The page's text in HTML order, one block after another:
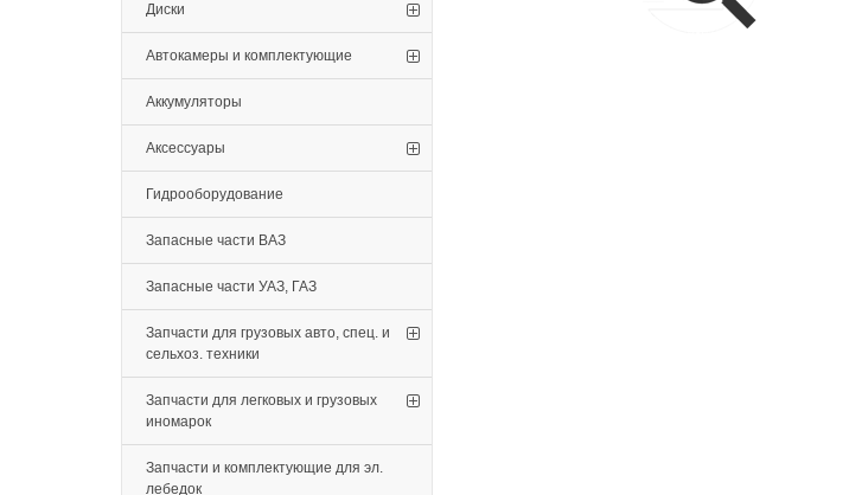
Диски
Автокамеры и комплектующие
Аккумуляторы
Аксессуары
Гидрооборудование
Запасные части ВАЗ
Запасные части УАЗ, ГАЗ
Запчасти для грузовых авто, спец. и
сельхоз. техники
Запчасти для легковых и грузовых
иномарок
Запчасти и комплектующие для эл.
лебедок